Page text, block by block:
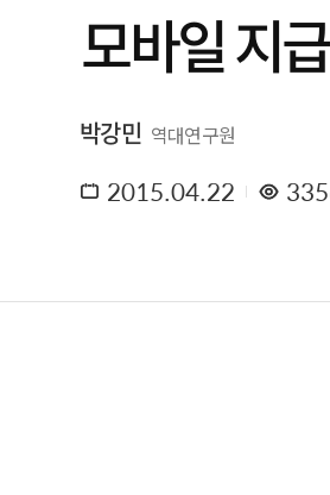
모바일 지
박강민 역대연구원
2015.04.22